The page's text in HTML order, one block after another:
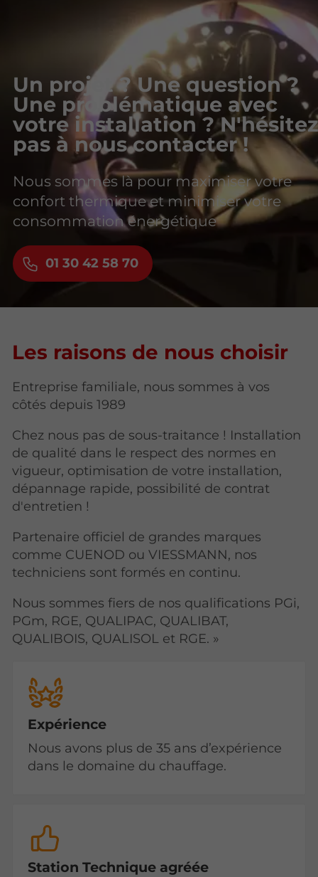
Un projet ? Une question ?
Une problématique avec
votre installation ?
pas à nous contacter !
Nous sommes là pour maximiser votre
confort thermique et minimiser votre
consommation énergétique
01 30 42 58 70
Les raisons de nous choisir
Entreprise familiale, nous sommes à vos
côtés depuis 1989
Chez nous pas de sous-traitance ! Installation
de qualité dans le respect des normes en
vigueur, optimisation de votre installation,
dépannage rapide, possibilité de contrat
d'entretien !
Partenaire officiel de grandes marques
comme CUENOD ou VIESSMANN, nos
techniciens sont formés en continu.
Nous sommes fiers de nos qualifications PGi,
PGm, RGE, QUALIPAC, QUALIBAT,
QUALIBOIS, QUALISOL et RGE. »
Expérience
Nous avons plus de 35 ans d’expérience
dans le domaine du chauffage.
Station Technique agréée